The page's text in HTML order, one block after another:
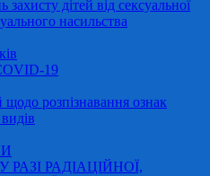
дітей від сексуальної
насильства
19
щодо розпізнавання ознак
РАДІАЦІЙНОЇ,